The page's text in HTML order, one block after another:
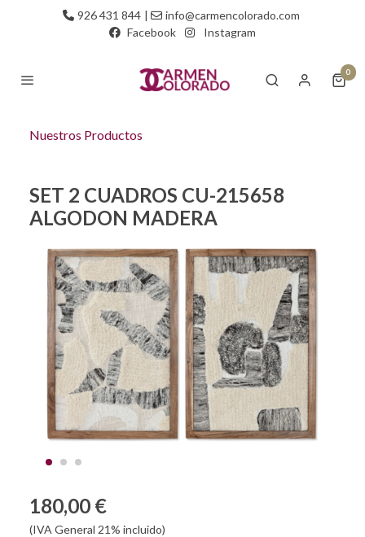
926 431 844 |
info@carmencolorado.com
Facebook
Instagram
0
Nuestros Productos
SET 2 CUADROS CU-215658
ALGODON MADERA
180,00 €
(IVA General 21% incluido)